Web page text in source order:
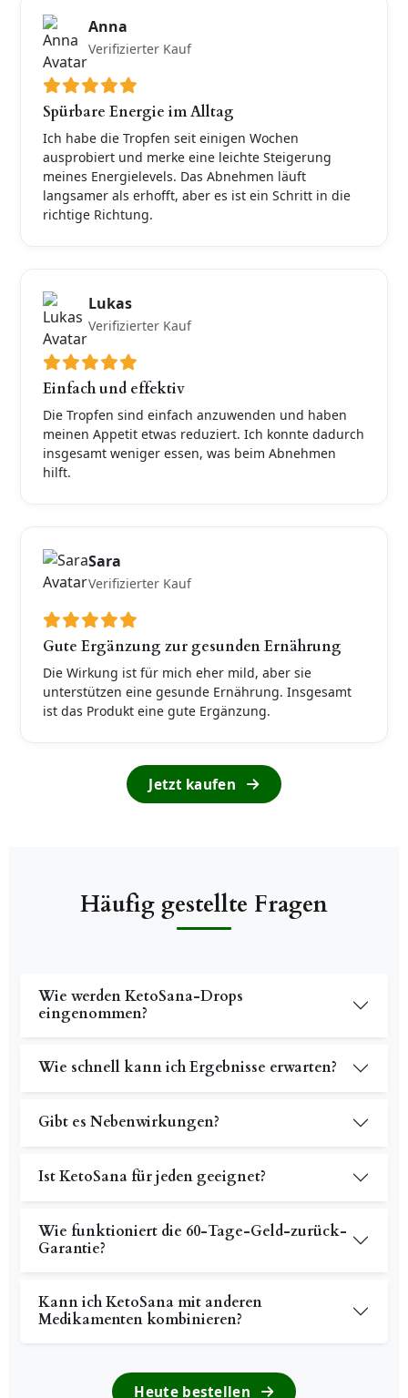
Anna
Verifizierter Kauf
Spürbare Energie im Alltag
Ich habe die Tropfen seit einigen Wochen
ausprobiert und merke eine leichte Steigerung
meines Energielevels. Das Abnehmen läuft
langsamer als erhofft, aber es ist ein Schritt in die
richtige Richtung.
Lukas
Verifizierter Kauf
Einfach und effektiv
Die Tropfen sind einfach anzuwenden und haben
meinen Appetit etwas reduziert. Ich konnte dadurch
insgesamt weniger essen, was beim Abnehmen
hilft.
Sara
Verifizierter Kauf
Gute Ergänzung zur gesunden Ernährung
Die Wirkung ist für mich eher mild, aber sie
unterstützen eine gesunde Ernährung. Insgesamt
ist das Produkt eine gute Ergänzung.
Jetzt kaufen
Häufig gestellte Fragen
Wie werden KetoSana-Drops
eingenommen?
Wie schnell kann ich Ergebnisse erwarten?
Gibt es Nebenwirkungen?
Ist KetoSana für jeden geeignet?
Wie funktioniert die 60-Tage-Geld-zurück-
Garantie?
Kann ich KetoSana mit anderen
Medikamenten kombinieren?
Heute bestellen